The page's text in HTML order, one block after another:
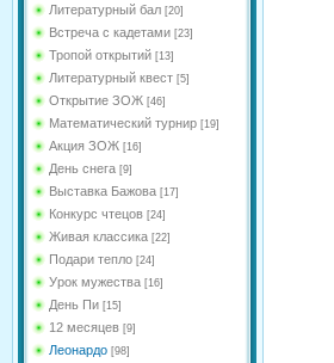
Литературный бал [20]
Встреча с кадетами [23]
Тропой открытий [13]
Литературный квест [5]
Открытие ЗОЖ [46]
Математический турнир [19]
Акция ЗОЖ [16]
День снега [9]
Выставка Бажова [17]
Конкурс чтецов [24]
Живая классика [22]
Подари тепло [24]
Урок мужества [16]
День Пи [15]
12 месяцев [9]
Леонардо [98]